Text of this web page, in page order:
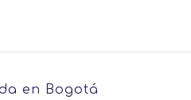
en Bogotá